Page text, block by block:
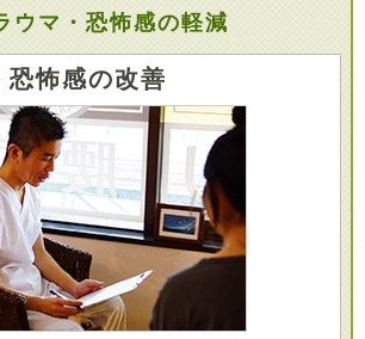
ウマ・恐怖感の軽減
恐怖感の改善